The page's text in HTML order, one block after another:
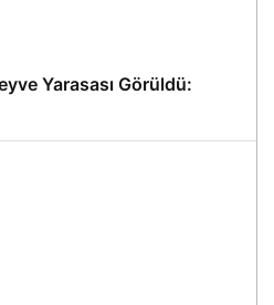
Yarasası Görüldü: